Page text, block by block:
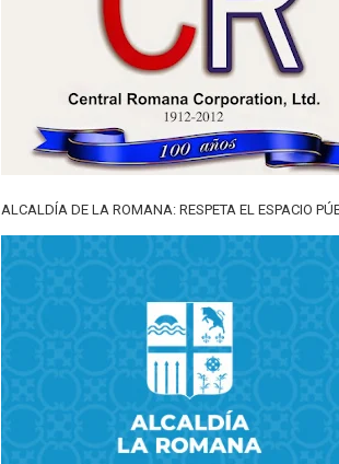
ALCALDÍA DE LA ROMANA: RESPETA EL ESPACIO